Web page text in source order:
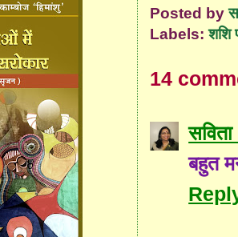
Posted by
Labels:शशि
14
बहुत